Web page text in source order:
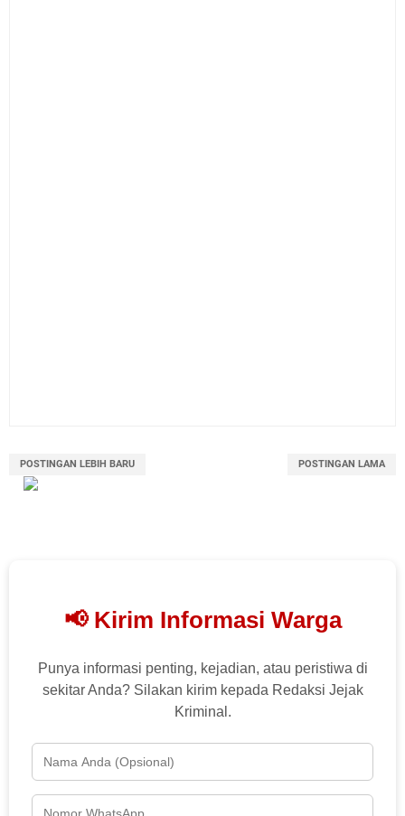
POSTINGAN LEBIH BARU POSTINGAN LAMA
📢 Kirim Informasi Warga
Punya informasi penting, kejadian, atau peristiwa di
sekitar Anda? Silakan kirim kepada Redaksi Jejak
Kriminal.